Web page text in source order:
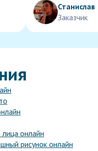
Станислав
Заказчик
онлайн
рисунок онлайн